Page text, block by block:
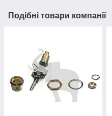
Подібні товари компанії